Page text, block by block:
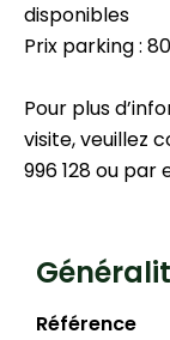
disponibles
Prix parking :
Pour plus
visite, veuillez
996 128 ou par
Référence